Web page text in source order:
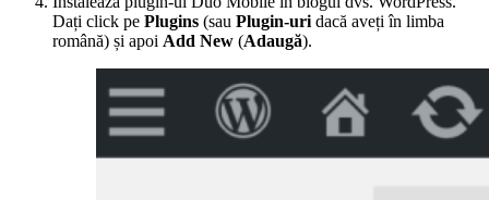
Dați click pe Plugins (sau Plugin-uri dacă aveți în limba
română) și apoi Add New (Adaugă).